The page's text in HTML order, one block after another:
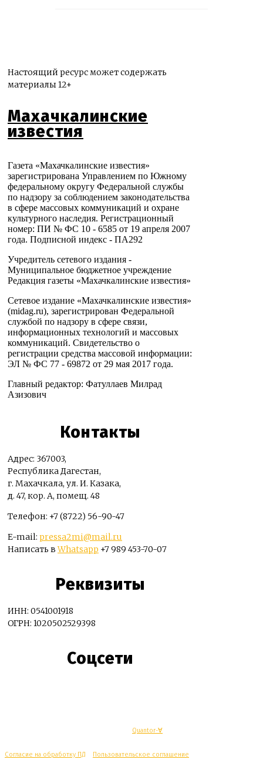
Настоящий ресурс может содержать
материалы 12+
Махачкалинские
известия
Газета «Махачкалинские известия»
зарегистрирована Управлением по Южному
федеральному округу Федеральной службы
по надзору за соблюдением законодательства
в сфере массовых коммуникаций и охране
культурного наследия. Регистрационный
номер: ПИ № ФС 10 - 6585 от 19 апреля 2007
года. Подписной индекс - ПА292
Учредитель сетевого издания -
Муниципальное бюджетное учреждение
Редакция газеты «Махачкалинские известия»
Сетевое издание «Махачкалинские известия»
(midag.ru), зарегистрирован Федеральной
службой по надзору в сфере связи,
информационных технологий и массовых
коммуникаций. Свидетельство о
регистрации средства массовой информации:
ЭЛ № ФС 77 - 69872 от 29 мая 2017 года.
Главный редактор: Фатуллаев Милрад
Азизович
Контакты
Адрес: 367003,
Республика Дагестан,
г. Махачкала, ул. И. Казака,
д. 47, кор. А, помещ. 48
Телефон: +7 (8722) 56-90-47
E-mail: pressa2mi@mail.ru
Написать вWhatsapp +7 989 453-70-07
Реквизиты
ИНН: 0541001918
ОГРН: 1020502529398
Соцсети
Quantor-∀
Согласие на обработку ПД Пользовательское соглашение